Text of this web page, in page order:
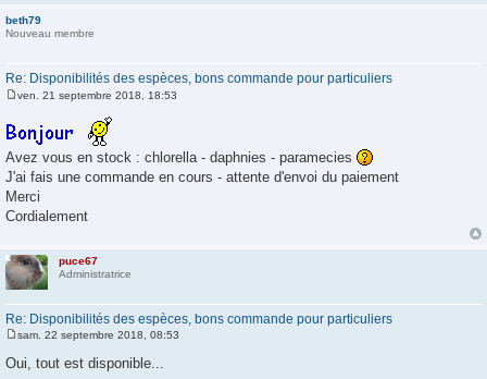
beth79
Nouveau membre
Re: Disponibilités des espèces, bons commande pour particuliers
s
a
g
e
ven. 21 septembre 2018, 18:53
Avez vous en stock : chlorella - daphnies - paramecies
J'ai fais une commande en cours - attente d'envoi du paiement
Merci
Cordialement
puce67
Administratrice
Re: Disponibilités des espèces, bons commande pour particuliers
s
sam. 22 septembre 2018, 08:53
Oui, tout est disponible...